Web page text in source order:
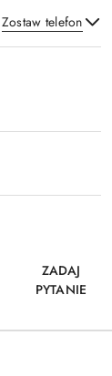
Zostaw telefon
ZADAJ
PYTANIE